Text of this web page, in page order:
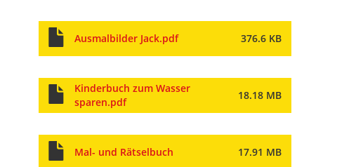
Ausmalbilder Jack.pdf 376.6 KB
Kinderbuch zum Wasser
sparen.pdf
18.18 MB
Mal- und Rätselbuch 17.91 MB